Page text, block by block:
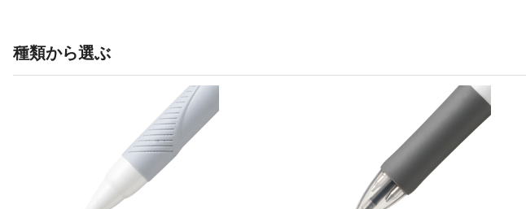
種類から選ぶ